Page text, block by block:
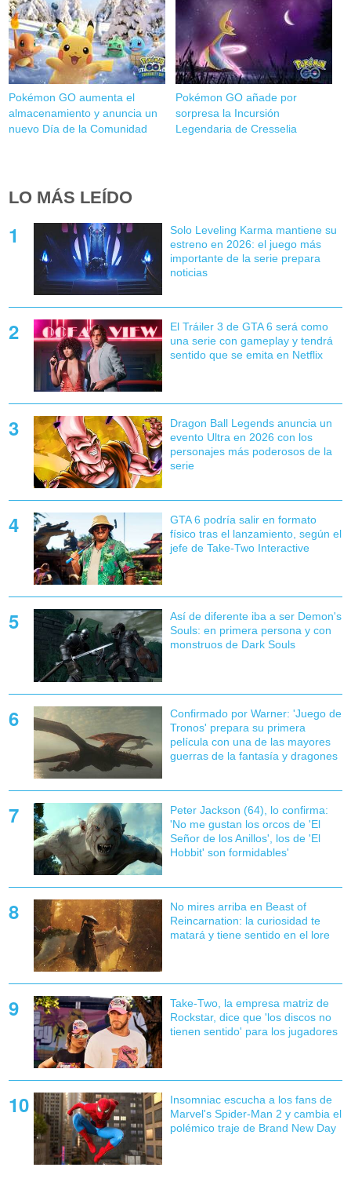
Pokémon GO aumenta el
almacenamiento y anuncia un
nuevo Día de la Comunidad
Pokémon GO añade por
sorpresa la Incursión
Legendaria de Cresselia
LO MÁS LEÍDO
Solo Leveling Karma mantiene su
estreno en 2026: el juego más
importante de la serie prepara
noticias
El Tráiler 3 de GTA 6 será como
una serie con gameplay y tendrá
sentido que se emita en Netflix
Dragon Ball Legends anuncia un
evento Ultra en 2026 con los
personajes más poderosos de la
serie
GTA 6 podría salir en formato
físico tras el lanzamiento, según el
jefe de Take-Two Interactive
Así de diferente iba a ser Demon's
Souls: en primera persona y con
monstruos de Dark Souls
Confirmado por Warner: 'Juego de
Tronos' prepara su primera
película con una de las mayores
guerras de la fantasía y dragones
Peter Jackson (64), lo confirma:
'No me gustan los orcos de 'El
Señor de los Anillos', los de 'El
Hobbit' son formidables'
No mires arriba en Beast of
Reincarnation: la curiosidad te
matará y tiene sentido en el lore
Take-Two, la empresa matriz de
Rockstar, dice que 'los discos no
tienen sentido' para los jugadores
Insomniac escucha a los fans de
Marvel's Spider-Man 2 y cambia el
polémico traje de Brand New Day